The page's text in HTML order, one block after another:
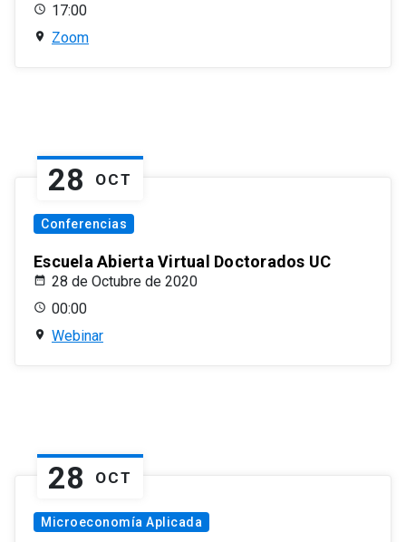
17:00
Zoom
28 OCT
Conferencias
Escuela Abierta Virtual Doctorados UC
28 de Octubre de 2020
00:00
Webinar
28 OCT
Microeconomía Aplicada